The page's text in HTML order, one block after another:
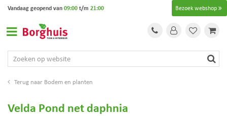
Bodem en planten
Bezoek webshop
Vandaag geopend van09:00t/m 21:00
Velda Pond net daphnia